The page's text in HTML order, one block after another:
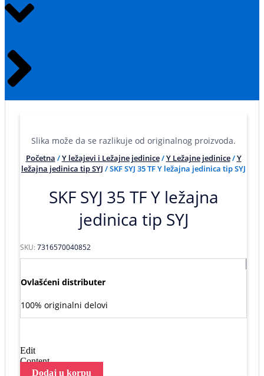
Slika može da se razlikuje od originalnog proizvoda.
Početna /Y ležajevi i Ležajne jedinice/Y Ležajne jedinice/Y
ležajna jedinica tip SYJ / SKF SYJ 35 TF Y ležajna jedinica tip SYJ
SKF SYJ 35 TF Y ležajna
jedinica tip SYJ
SKU:7316570040852
Ovlašćeni distributer
100% originalni delovi
Edit
Content
Dodaj u korpu